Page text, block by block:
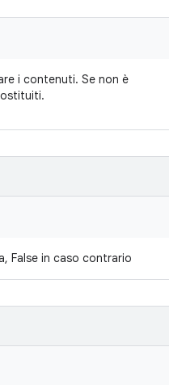
i contenuti. Se non è
False in caso contrario